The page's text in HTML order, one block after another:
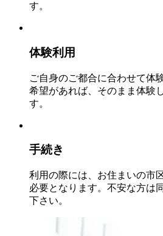
す。
体験利用
ご自身のご都合に合わせて体
希望があれば、そのまま体験
す。
手続き
利用の際には、お住まいの市
必要となります。不安な方は
下さい。